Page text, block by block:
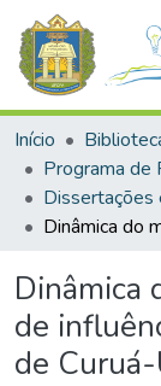
Início
Dinâmica
de
de